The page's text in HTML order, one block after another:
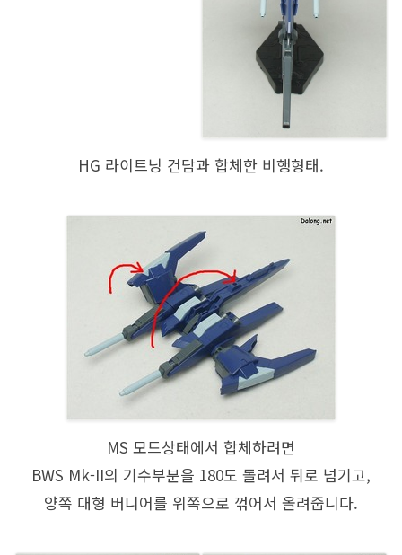
HG 라이트닝 건담과 합체한 비행형태.
MS 모드상태에서 합체하려면
BWS Mk-II의 기수부분을 180도 돌려서 뒤로 넘기고,
양쪽 대형 버니어를 위쪽으로 꺾어서 올려줍니다.